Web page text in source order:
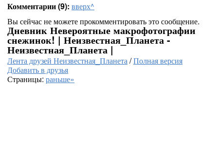
Комментарии (9): вверх^
Вы сейчас не можете прокомментировать это сообщение.
Дневник Невероятные макрофотографии
снежинок! | Неизвестная_Планета -
Неизвестная_Планета |
Лента друзей Неизвестная_Планета/Полная версия
Добавить в друзья
Страницы: раньше»